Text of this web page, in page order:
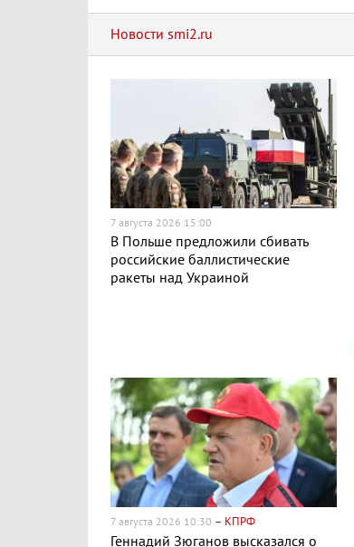
Новости smi2.ru
7 августа 2026 15:00
В Польше предложили сбивать
российские баллистические
ракеты над Украиной
7 августа 2026 10:30 – КПРФ
Геннадий Зюганов высказался о